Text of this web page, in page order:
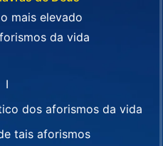
mais elevado
da vida
I
dos aforismos da vida
tais aforismos